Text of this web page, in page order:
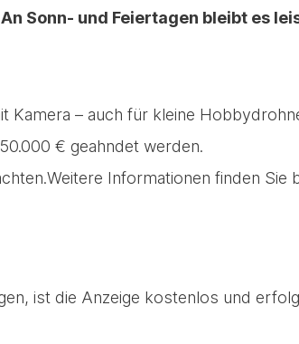
An Sonn- und Feiertagen bleibt es
Kamera – auch für kleine
€ geahndet werden.
Informationen finden Sie
ist die Anzeige kostenlos und